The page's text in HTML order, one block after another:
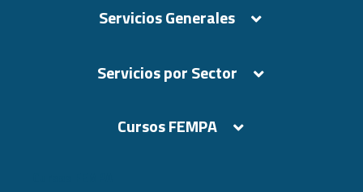
Servicios Generales
Servicios por Sector
Cursos FEMPA